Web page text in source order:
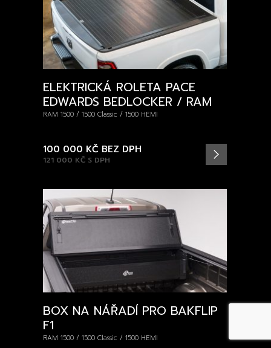
ELEKTRICKÁ ROLETA PACE
EDWARDS BEDLOCKER / RAM
RAM 1500 / 1500 Classic / 1500 HEMI
121 000 KČ S DPH
100 000 KČ BEZ DPH
BOX NA NÁŘADÍ PRO BAKFLIP
F1
RAM 1500 / 1500 Classic / 1500 HEMI